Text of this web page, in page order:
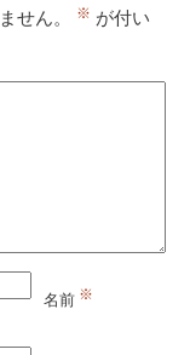
せん。 ※ が付い
名前 ※